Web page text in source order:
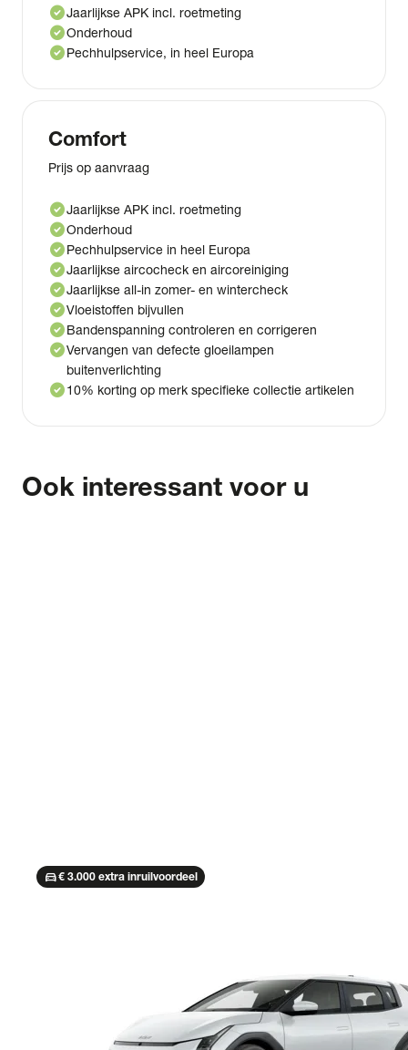
check_circleJaarlijkse APK incl. roetmeting
check_circleOnderhoud
check_circlePechhulpservice, in heel Europa
Comfort
Prijs op aanvraag
check_circleJaarlijkse APK incl. roetmeting
check_circleOnderhoud
check_circlePechhulpservice in heel Europa
check_circleJaarlijkse aircocheck en aircoreiniging
check_circleJaarlijkse all-in zomer- en wintercheck
check_circleVloeistoffen bijvullen
check_circleBandenspanning controleren en corrigeren
check_circleVervangen van defecte gloeilampen
buitenverlichting
check_circle10% korting op merk specifieke collectie artikelen
Ook interessant voor u
directions_car€ 3.000 extra inruilvoordeel